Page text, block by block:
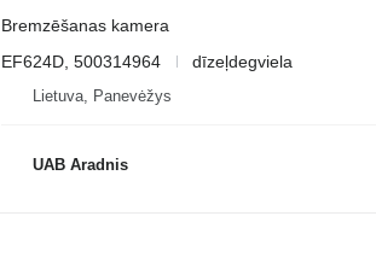
Bremzēšanas kamera
EF624D, 500314964
dīzeļdegviela
Lietuva, Panevėžys
UAB Aradnis